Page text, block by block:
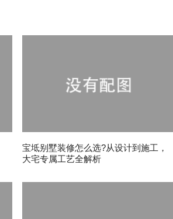
宝坻别墅装修怎么选?从设计到施工，
大宅专属工艺全解析